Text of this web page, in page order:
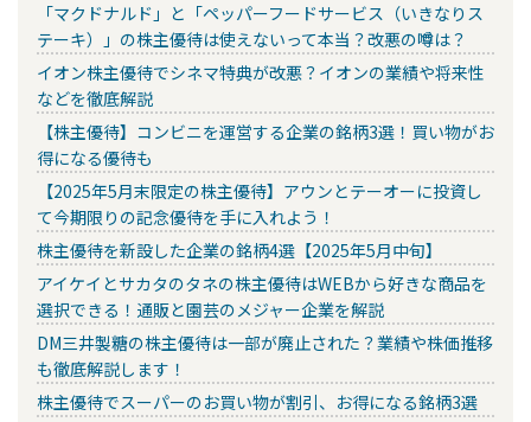
「マクドナルド」と「ペッパーフードサービス（いきなりス
テーキ）」の株主優待は使えないって本当？改悪の噂は？
イオン株主優待でシネマ特典が改悪？イオンの業績や将来性
などを徹底解説
【株主優待】コンビニを運営する企業の銘柄3選！買い物がお
得になる優待も
【2025年5月末限定の株主優待】アウンとテーオーに投資し
て今期限りの記念優待を手に入れよう！
株主優待を新設した企業の銘柄4選【2025年5月中旬】
アイケイとサカタのタネの株主優待はWEBから好きな商品を
選択できる！通販と園芸のメジャー企業を解説
DM三井製糖の株主優待は一部が廃止された？業績や株価推移
も徹底解説します！
株主優待でスーパーのお買い物が割引、お得になる銘柄3選